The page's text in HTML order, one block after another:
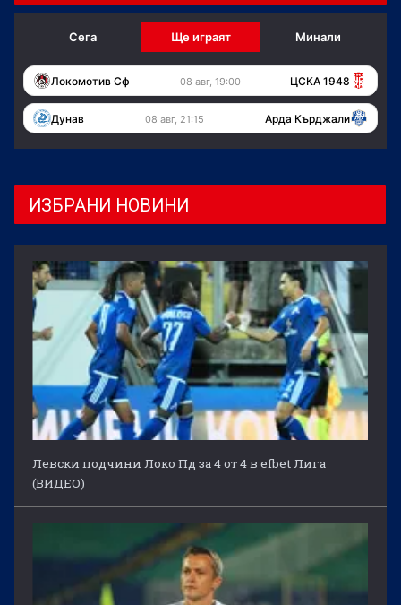
Сега Ще играят Минали
Локомотив Сф 08 авг, 19:00 ЦСКА 1948
Дунав 08 авг, 21:15 Арда Кърджали
ИЗБРАНИ НОВИНИ
Левски подчини Локо Пд за 4 от 4 в efbet Лига
(ВИДЕО)